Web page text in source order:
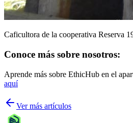
Caficultora de la cooperativa Reserva
Conoce más sobre nosotros:
Aprende más sobre EthicHub en el
aquí
Ver más artículos